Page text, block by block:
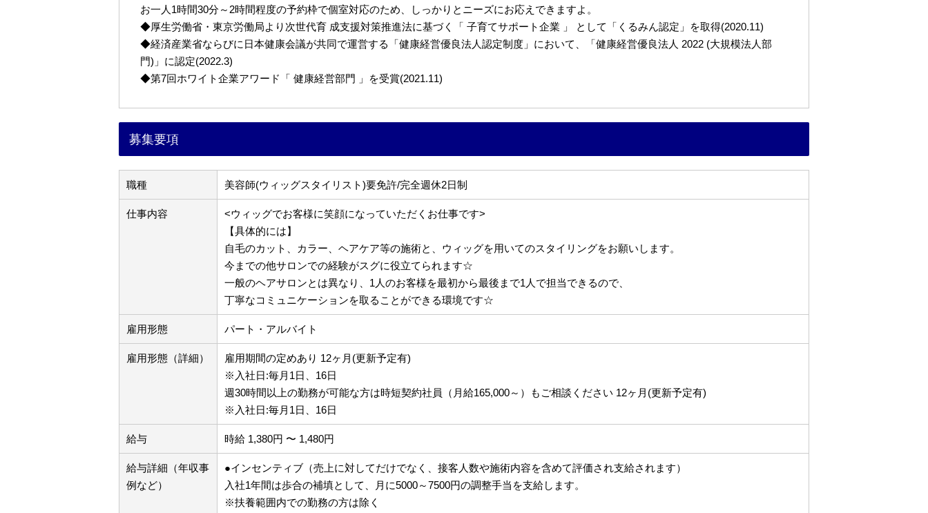
お一人1時間30分～2時間程度の予約枠で個室対応のため、しっかりとニーズにお応えできますよ。
◆厚生労働省・東京労働局より次世代育 成支援対策推進法に基づく「 子育てサポート企業 」 として「くるみん認定」を取得(2020.11)
◆経済産業省ならびに日本健康会議が共同で運営する「健康経営優良法人認定制度」において、「健康経営優良法人 2022 (大規模法人部
門)」に認定(2022.3)
◆第7回ホワイト企業アワード「 健康経営部門 」を受賞(2021.11)
募集要項
職種 美容師(ウィッグスタイリスト)要免許/完全週休2日制
仕事内容
<ウィッグでお客様に笑顔になっていただくお仕事です>
【具体的には】
自毛のカット、カラー、ヘアケア等の施術と、ウィッグを用いてのスタイリングをお願いします。
今までの他サロンでの経験がスグに役立てられます☆
一般のヘアサロンとは異なり、1人のお客様を最初から最後まで1人で担当できるので、
丁寧なコミュニケーションを取ることができる環境です☆
雇用形態 パート・アルバイト
雇用形態（詳細）
雇用期間の定めあり 12ヶ月(更新予定有)
※入社日:毎月1日、16日
週30時間以上の勤務が可能な方は時短契約社員（月給165,000～）もご相談ください 12ヶ月(更新予定有)
※入社日:毎月1日、16日
給与 時給 1,380円 〜 1,480円
給与詳細（年収事
例など）
●インセンティブ（売上に対してだけでなく、接客人数や施術内容を含めて評価され支給されます）
入社1年間は歩合の補填として、月に5000～7500円の調整手当を支給します。
※扶養範囲内での勤務の方は除く